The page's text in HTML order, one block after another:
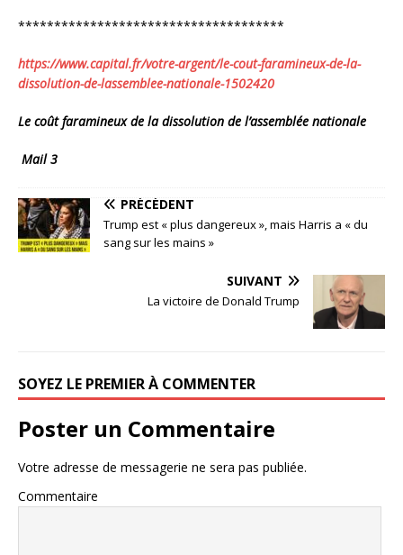
*************************************
https://www.capital.fr/votre-argent/le-cout-faramineux-de-la-
dissolution-de-lassemblee-nationale-1502420
Le coût faramineux de la dissolution de l’assemblée nationale
Mail 3
PRÉCÉDENT
Trump est « plus dangereux », mais Harris a « du
sang sur les mains »
SUIVANT
La victoire de Donald Trump
SOYEZ LE PREMIER À COMMENTER
Poster un Commentaire
Votre adresse de messagerie ne sera pas publiée.
Commentaire